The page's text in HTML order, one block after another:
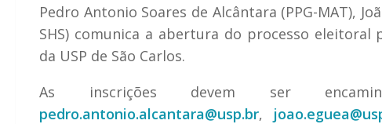
Pedro Antonio Soares de Alcântara (PPG-MAT),
SHS) comunica a abertura do processo eleitoral
da USP de São Carlos.
As inscrições devem ser
pedro.antonio.alcantara@usp.br,